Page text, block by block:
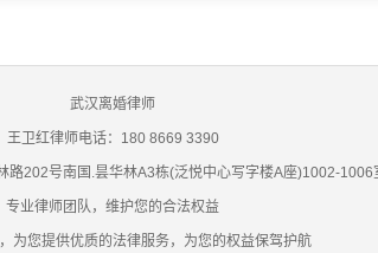
武汉离婚律师
王卫红律师电话：180 8669 3390
路202号南国.昙华林A3栋(泛悦中心写字楼A座)1002-1006
专业律师团队，维护您的合法权益
为您提供优质的法律服务，为您的权益保驾护航